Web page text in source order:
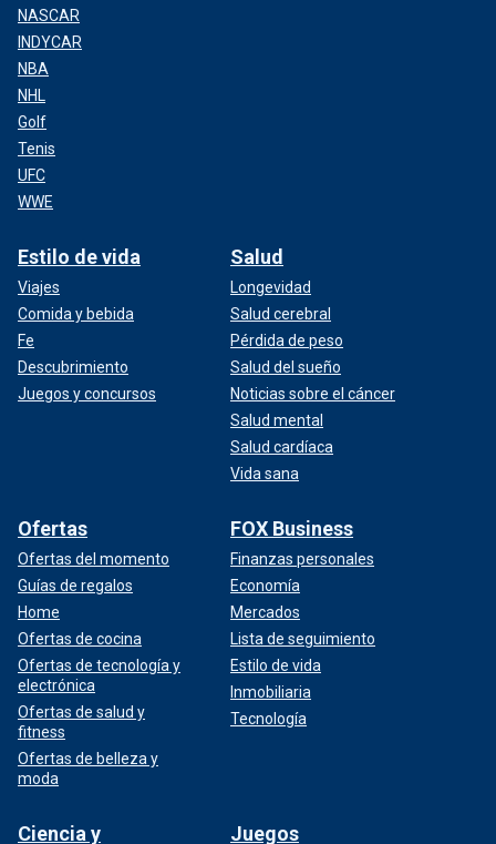
NASCAR
INDYCAR
NBA
NHL
Golf
Tenis
UFC
WWE
Estilo de vida
Viajes
Comida y bebida
Fe
Descubrimiento
Juegos y concursos
Salud
Longevidad
Salud cerebral
Pérdida de peso
Salud del sueño
Noticias sobre el cáncer
Salud mental
Salud cardíaca
Vida sana
Ofertas
Ofertas del momento
Guías de regalos
Home
Ofertas de cocina
Ofertas de tecnología y
electrónica
Ofertas de salud y
fitness
Ofertas de belleza y
moda
FOX Business
Finanzas personales
Economía
Mercados
Lista de seguimiento
Estilo de vida
Inmobiliaria
Tecnología
Ciencia y
Juegos